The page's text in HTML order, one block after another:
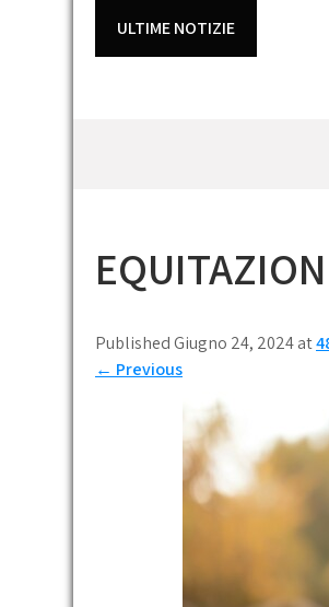
ULTIME NOTIZIE
Published Giugno 24, 2024 at
← Previous